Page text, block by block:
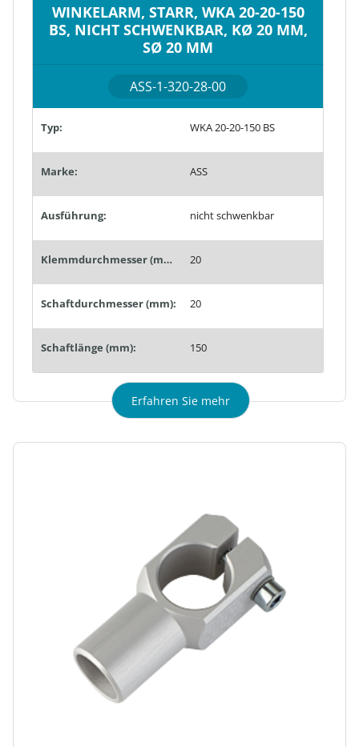
WINKELARM, STARR, WKA 20-20-150
BS, NICHT SCHWENKBAR, KØ 20 MM,
SØ 20 MM
ASS-1-320-28-00
Typ: WKA 20-20-150 BS
Marke: ASS
Ausführung: nicht schwenkbar
Klemmdurchmesser (mm): 20
Schaftdurchmesser (mm): 20
Schaftlänge (mm): 150
Erfahren Sie mehr